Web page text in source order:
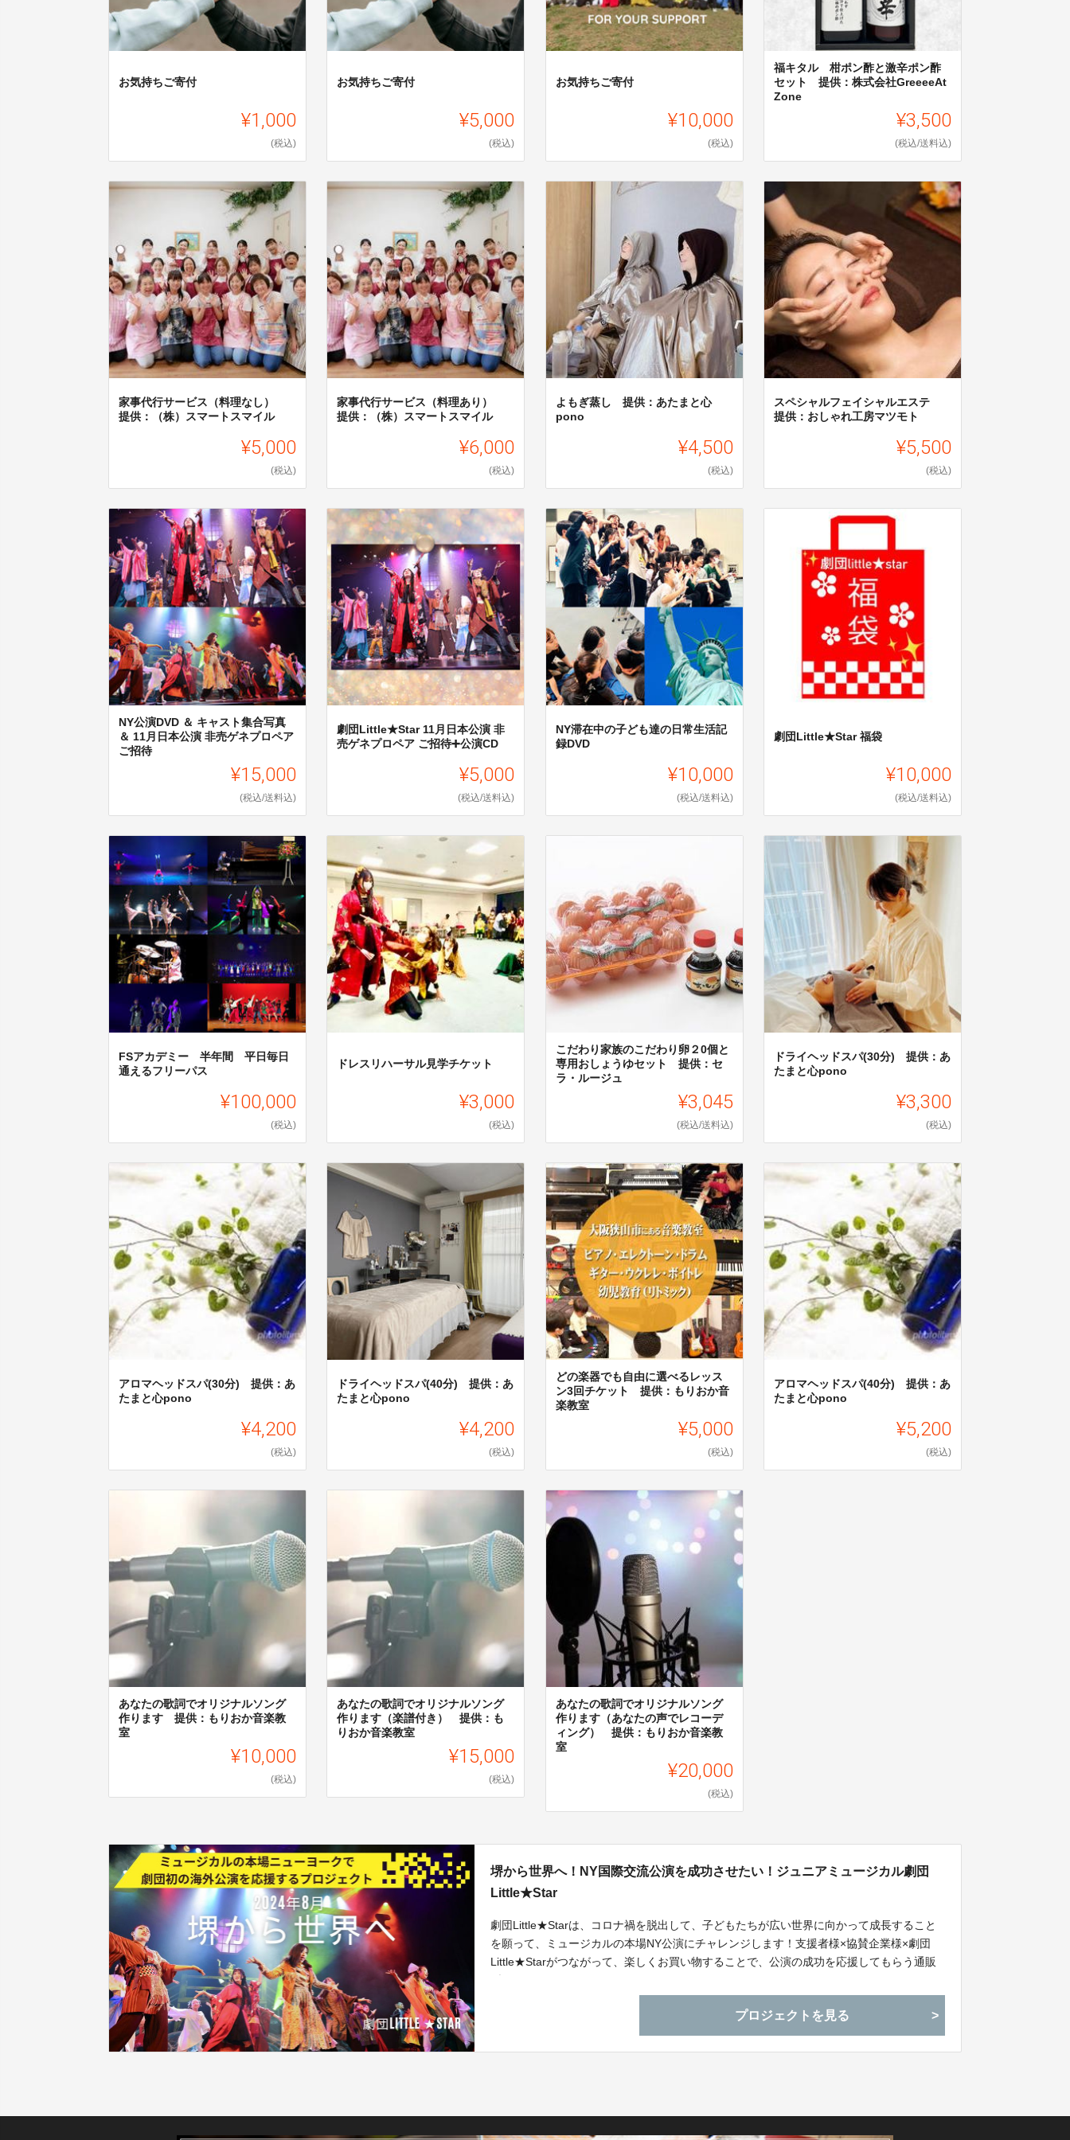
お気持ちご寄付
¥1,000
(税込)
お気持ちご寄付
¥5,000
(税込)
お気持ちご寄付
¥10,000
(税込)
福キタル 柑ポン酢と激辛ポン酢
セット 提供：株式会社GreeeeAt
Zone
¥3,500
(税込/送料込)
家事代行サービス（料理なし）
提供：（株）スマートスマイル
¥5,000
(税込)
家事代行サービス（料理あり）
提供：（株）スマートスマイル
¥6,000
(税込)
よもぎ蒸し 提供：あたまと心
pono
¥4,500
(税込)
スペシャルフェイシャルエステ
提供：おしゃれ工房マツモト
¥5,500
(税込)
NY公演DVD ＆ キャスト集合写真
＆ 11月日本公演 非売ゲネプロペア
ご招待
¥15,000
(税込/送料込)
劇団Little★Star 11月日本公演 非
売ゲネプロペア ご招待➕公演CD
¥5,000
(税込/送料込)
NY滞在中の子ども達の日常生活記
録DVD
¥10,000
(税込/送料込)
劇団Little★Star 福袋
¥10,000
(税込/送料込)
FSアカデミー 半年間 平日毎日
通えるフリーパス
¥100,000
(税込)
ドレスリハーサル見学チケット
¥3,000
(税込)
こだわり家族のこだわり卵２0個と
専用おしょうゆセット 提供：セ
ラ・ルージュ
¥3,045
(税込/送料込)
ドライヘッドスパ(30分) 提供：あ
たまと心pono
¥3,300
(税込)
アロマヘッドスパ(30分) 提供：あ
たまと心pono
¥4,200
(税込)
ドライヘッドスパ(40分) 提供：あ
たまと心pono
¥4,200
(税込)
どの楽器でも自由に選べるレッス
ン3回チケット 提供：もりおか音
楽教室
¥5,000
(税込)
アロマヘッドスパ(40分) 提供：あ
たまと心pono
¥5,200
(税込)
あなたの歌詞でオリジナルソング
作ります 提供：もりおか音楽教
室
¥10,000
(税込)
あなたの歌詞でオリジナルソング
作ります（楽譜付き） 提供：も
りおか音楽教室
¥15,000
(税込)
あなたの歌詞でオリジナルソング
作ります（あなたの声でレコーデ
ィング） 提供：もりおか音楽教
室
¥20,000
(税込)
堺から世界へ！NY国際交流公演を成功させたい！ジュニアミュージカル劇団
Little★Star
劇団Little★Starは、コロナ禍を脱出して、子どもたちが広い世界に向かって成長すること
を願って、ミュージカルの本場NY公演にチャレンジします！支援者様×協賛企業様×劇団
Little★Starがつながって、楽しくお買い物することで、公演の成功を応援してもらう通販
プロジェクトを見る